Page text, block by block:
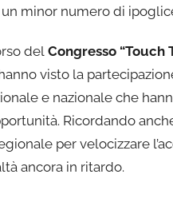
minor numero di
del Congresso “Touch
visto la
e nazionale che
Ricordando
per velocizzare
ancora in ritardo.